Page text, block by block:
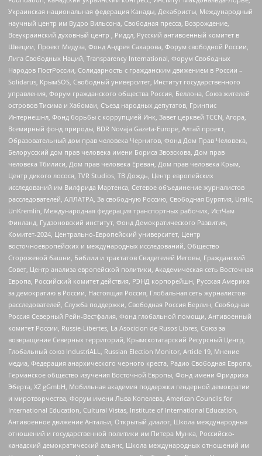
Украинская национальная федерация Канады, Декабристы, Международный
научный центр им Вудро Вильсона, Свободная пресса, Возрождение,
Всеукраинский духовный центр , Риддл, Русский антивоенный комитет в
Швеции, Проект Медуза, Фонд Андрея Сахарова, Форум свободной России,
Лига Свободных Наций, Transparеncy International, Форум Свободных
Народов ПостРоссии, Солидарность с гражданским движением в России –
Solidarus, КрымSOS, Свободный университет, Институт государственного
управления, Форум гражданского общества Россия, Беллона, Союз жителей
островов Тисима и Хабомаи, Съезд народных депутатов, Гринпис
Интернешнл, Фонд борьбы с коррупцией Инк, Завет церквей TCCN, Агора,
Всемирный фонд природы, BDR Novaja Gazeta-Europe, Алтай проект,
Образовательный дом прав человека Чернигов, Фонд Дом Прав Человека,
Белорусский дом прав человека имени Бориса Звозскова, Дом прав
человека Тбилиси, Дом прав человека Ереван, Дом прав человека Крым,
Центр дикого лосося, TVR Studios, ТВ Дождь, Центр европейских
исследований им Вилфрида Мартенса, Сетевое объединение журналистов
расследователей, АЛЛАТРА, За свободную Россию, Свободная Бурятия, Uralic,
UnKremlin, Международная федерация транспортных рабочих, ИстЧам
Финланд, Гудзоновский институт, Фонд Демократического Развития,
Комитет-2024, Центрально-Европейский университет, Центр
восточноевропейских и международных исследований, Общество
Сторожевой башни, Библии и трактатов Свидетелей Иеговы, Гражданский
Совет, Центр анализа европейской политики, Академическая сеть Восточная
Европа, Российский комитет действия, РЭНД корпорейшн, Русская Америка
за демократию в России, Настоящая Россия, Глобальная сеть журналистов-
расследователей, Служба поддержки, Свободная Россия Берлин, Свободная
Россия Северный Рейн-Вестфалия, Фонд глобальной помощи, Антивоенный
комитет России, Russie-Libertes, La Asocicion de Rusos Libres, Союз за
возвращение Северных территорий, Крымскотатарский Ресурсный Центр,
Глобальный союз IndustriALL, Russian Election Monitor, Article 19, Мнение
медиа, Федерация анархического черного креста, Радио Свободная Европа,
Германское общество изучения Восточной Европы, Фонд имени Фридриха
Эберта, XZ gGmbH, Мобильная академия поддержки гендерной демократии
и миротворчества, Форум имени Льва Копелева, American Councils for
International Education, Cultural Vistas, Institute of International Education,
Антивоенное движение Антальи, Открытый диалог, Школа международных
отношений и государственной политики им Питера Мунка, Российско-
канадский демократический альянс, Школа международных отношений им